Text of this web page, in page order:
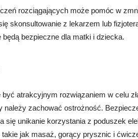
rozciągających może pomóc w
skonsultowanie z lekarzem lub
bezpieczne dla matki i dziecka.
atrakcyjnym rozwiązaniem w celu
należy zachować ostrożność.
się unikanie korzystania z poduszek
takie jak masaż, gorący prysznic i